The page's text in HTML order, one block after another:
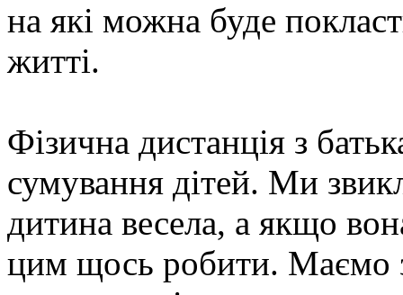
на які можна буде
житті.
Фізична дистанція з
сумування дітей. Ми
дитина весела, а якщо
цим щось робити. Маємо